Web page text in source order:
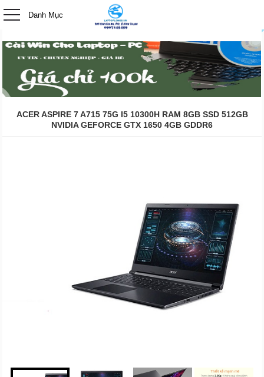
Danh Mục
ACER ASPIRE 7 A715 75G I5 10300H RAM 8GB SSD 512GB
NVIDIA GEFORCE GTX 1650 4GB GDDR6